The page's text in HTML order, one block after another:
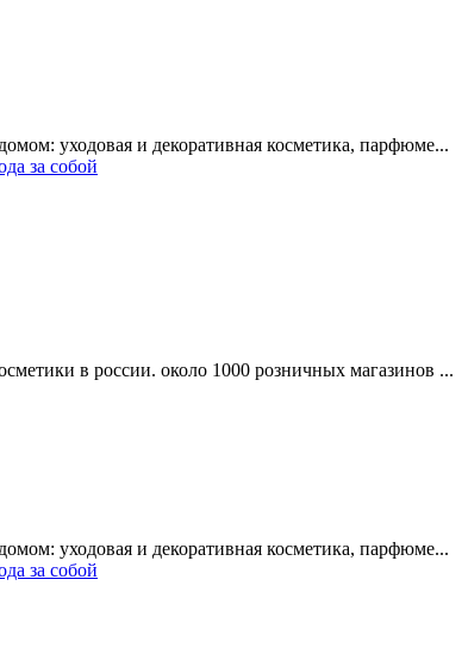
уходовая и декоративная косметика, парфюме...
за собой
в россии. около 1000 розничных магазинов ...
уходовая и декоративная косметика, парфюме...
за собой